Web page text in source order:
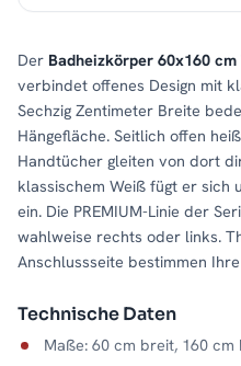
Der Badheizkörper 60x160
verbindet offenes Design mit
Sechzig Zentimeter Breite
Hängefläche. Seitlich offen
Handtücher gleiten von dort
klassischem Weiß fügt er sich
ein. Die PREMIUM-Linie der
wahlweise rechts oder links.
Anschlussseite bestimmen
Technische Daten
Maße: 60 cm breit, 160